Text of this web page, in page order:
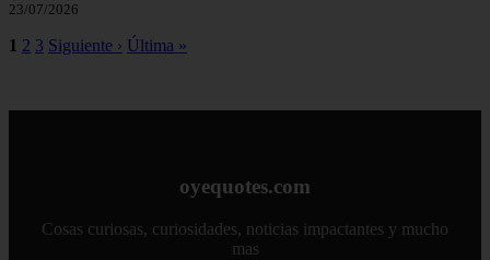
23/07/2026
1 2 3 Siguiente › Última »
oyequotes.com
Cosas curiosas, curiosidades, noticias impactantes y mucho
mas